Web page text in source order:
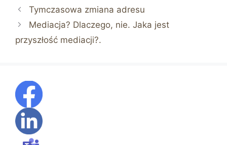
Tymczasowa zmiana adresu
Mediacja? Dlaczego, nie. Jaka jest
przyszłość mediacji?.